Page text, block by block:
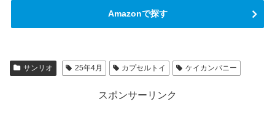
Amazonで探す
サンリオ 25年4月 カプセルトイ ケイカンパニー
スポンサーリンク